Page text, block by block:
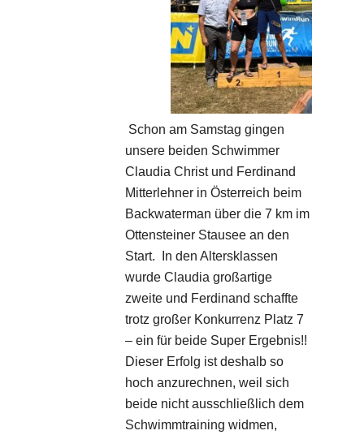
Schon am Samstag gingen
unsere beiden Schwimmer
Claudia Christ und Ferdinand
Mitterlehner in Österreich beim
Backwaterman über die 7 km im
Ottensteiner Stausee an den
Start. In den Altersklassen
wurde Claudia großartige
zweite und Ferdinand schaffte
trotz großer Konkurrenz Platz 7
– ein für beide Super Ergebnis!!
Dieser Erfolg ist deshalb so
hoch anzurechnen, weil sich
beide nicht ausschließlich dem
Schwimmtraining widmen,